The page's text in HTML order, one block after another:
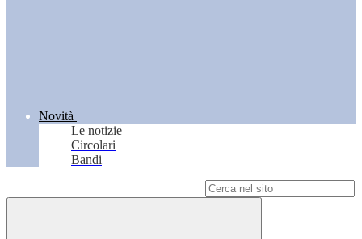
Novità
Le notizie
Circolari
Bandi